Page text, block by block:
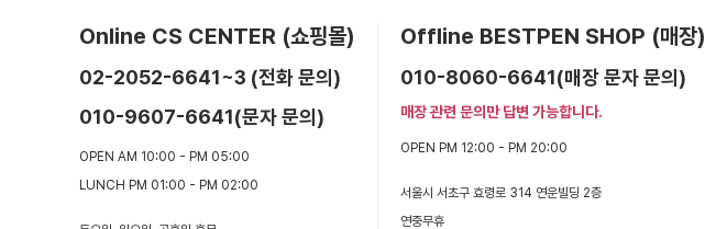
Online CS CENTER (쇼핑몰)
02-2052-6641~3 (전화 문의)
010-9607-6641(문자 문의)
OPEN AM 10:00 - PM 05:00
LUNCH PM 01:00 - PM 02:00
Offline BESTPEN SHOP (매장)
010-8060-6641(매장 문자 문의)
매장 관련 문의만 답변 가능합니다.
OPEN PM 12:00 - PM 20:00
서울시 서초구 효령로 314 연운빌딩 2층
연중무휴